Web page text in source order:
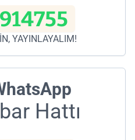
YAYINLAYALIM!
Hattı